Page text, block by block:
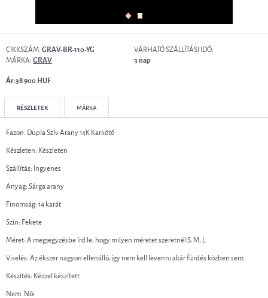
CIKKSZÁM:GRAV-BR-110-YG
MÁRKA:GRAV
VÁRHATÓ SZÁLLÍTÁSI IDŐ:
3 nap
Ár:38 900 HUF
RÉSZLETEK MÁRKA
Fazon: Dupla Szív Arany 14K Karkötő
Készleten: Készleten
Szállítás: Ingyenes
Anyag: Sárga arany
Finomság: 14 karát
Szín: Fekete
Méret: A megjegyzésbe írd le, hogy milyen méretet szeretnél S, M, L
Viselés: Az ékszer nagyon ellenálló, így nem kell levenni akár fürdés közben sem.
Készítés: Kézzel készített
Nem: Női